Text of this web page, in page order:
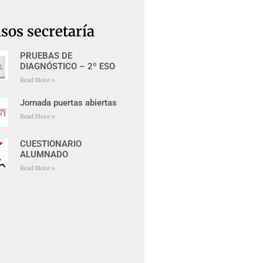
secretaría
PRUEBAS DE
DIAGNÓSTICO – 2º ESO
Read More »
Jornada puertas abiertas
Read More »
CUESTIONARIO
ALUMNADO
Read More »